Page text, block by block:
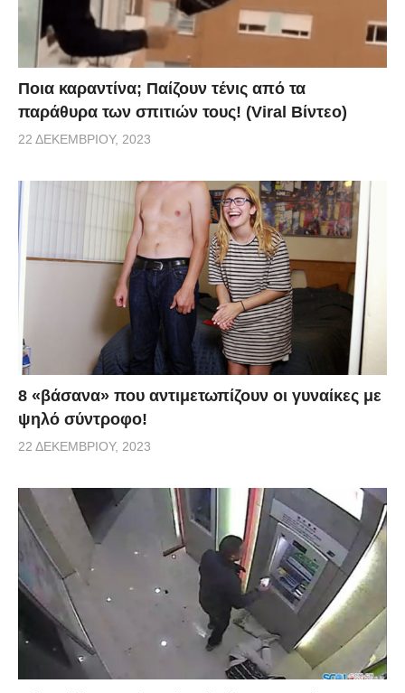
Ποια καραντίνα; Παίζουν τένις από τα
παράθυρα των σπιτιών τους! (Viral Βίντεο)
22 ΔΕΚΕΜΒΡΊΟΥ, 2023
8 «βάσανα» που αντιμετωπίζουν οι γυναίκες με
ψηλό σύντροφο!
22 ΔΕΚΕΜΒΡΊΟΥ, 2023